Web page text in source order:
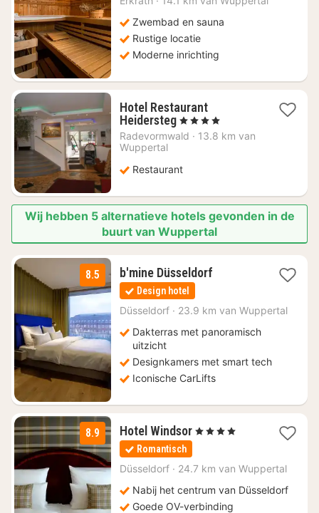
Zwembad en sauna
Rustige locatie
Moderne inrichting
Hotel Restaurant
Heidersteg1
nacht
55,51
, 4 Sterren
Radevormwald · 13.8 km van
Wuppertal
Restaurant
Wij hebben 5 alternatieve hotels gevonden in de
buurt van Wuppertal
8.5 b'mine Düsseldorf2
€
Design hotel
Düsseldorf · 23.9 km van Wuppertal
Dakterras met panoramisch
uitzicht
Designkamers met smart tech
Iconische CarLifts
8.9 Hotel Windsor1
€
, 4 Sterren
Romantisch
Düsseldorf · 24.7 km van Wuppertal
Nabij het centrum van Düsseldorf
Goede OV-verbinding